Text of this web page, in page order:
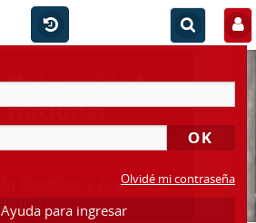
Olvidé mi contraseña
Ayuda para ingresar